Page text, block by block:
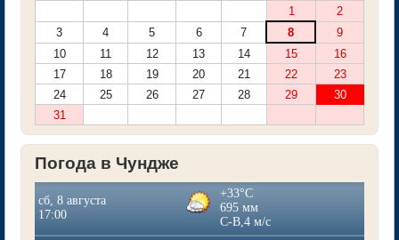
1
2
3
4 5 6 7 8
9
10
11 12 13 14 15
16
17
18 19 20 21 22
23
24
25 26 27 28 29
30
31
Погода в Чундже